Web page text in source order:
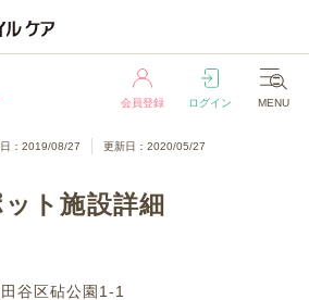
会員登録 ログイン MENU
：2019/08/27 更新日：2020/05/27
ト施設詳細
谷区砧公園1‐1